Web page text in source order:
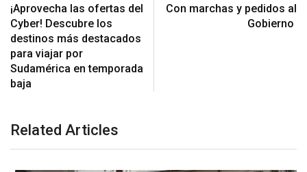
¡Aprovecha las ofertas del
Cyber! Descubre los
destinos más destacados
para viajar por
Sudamérica en temporada
baja
Con marchas y pedidos al
Gobierno
Related Articles